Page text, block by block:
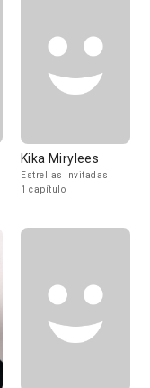
Kika Mirylees
Estrellas Invitadas
1 capítulo